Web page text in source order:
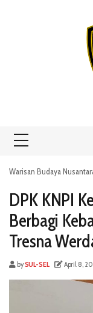
Warisan Budaya
DPK KNPI
Berbagi
Tresna
bySUL-SEL April 8,